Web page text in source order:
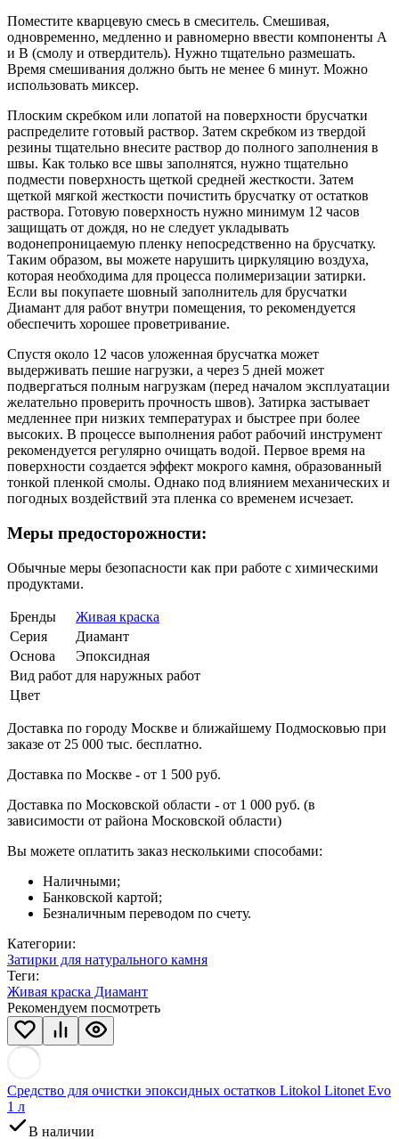
Поместите кварцевую смесь в смеситель. Смешивая,
одновременно, медленно и равномерно ввести компоненты А
и В (смолу и отвердитель). Нужно тщательно размешать.
Время смешивания должно быть не менее 6 минут. Можно
использовать миксер.
Плоским скребком или лопатой на поверхности брусчатки
распределите готовый раствор. Затем скребком из твердой
резины тщательно внесите раствор до полного заполнения в
швы. Как только все швы заполнятся, нужно тщательно
подмести поверхность щеткой средней жесткости. Затем
щеткой мягкой жесткости почистить брусчатку от остатков
раствора. Готовую поверхность нужно минимум 12 часов
защищать от дождя, но не следует укладывать
водонепроницаемую пленку непосредственно на брусчатку.
Таким образом, вы можете нарушить циркуляцию воздуха,
которая необходима для процесса полимеризации затирки.
Если вы покупаете шовный заполнитель для брусчатки
Диамант для работ внутри помещения, то рекомендуется
обеспечить хорошее проветривание.
Спустя около 12 часов уложенная брусчатка может
выдерживать пешие нагрузки, а через 5 дней может
подвергаться полным нагрузкам (перед началом эксплуатации
желательно проверить прочность швов). Затирка застывает
медленнее при низких температурах и быстрее при более
высоких. В процессе выполнения работ рабочий инструмент
рекомендуется регулярно очищать водой. Первое время на
поверхности создается эффект мокрого камня, образованный
тонкой пленкой смолы. Однако под влиянием механических и
погодных воздействий эта пленка со временем исчезает.
Меры предосторожности:
Обычные меры безопасности как при работе с химическими
продуктами.
Бренды
Живая краска
Серия
Диамант
Основа
Эпоксидная
Вид работ для наружных работ
Цвет
Доставка по городу Москве и ближайшему Подмосковью при
заказе от 25 000 тыс. бесплатно.
Доставка по Москве - от 1 500 руб.
Доставка по Московской области - от 1 000 руб. (в
зависимости от района Московской области)
Вы можете оплатить заказ несколькими способами:
Наличными;
Банковской картой;
Безналичным переводом по счету.
Категории:
Затирки для натурального камня
Теги:
Живая краска Диамант
Рекомендуем посмотреть
Средство для очистки эпоксидных остатков Litokol Litonet Evo
1 л
В наличии